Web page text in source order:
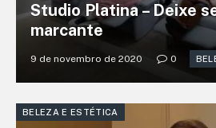
Studio Platina – Deixe
marcante
9 de novembro de 2020 0
BELEZA E ESTÉTICA